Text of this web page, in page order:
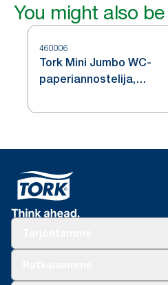
You might also
460006
Tork Mini Jumbo WC-
paperiannostelija,